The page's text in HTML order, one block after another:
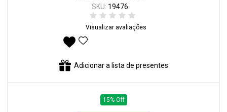
SKU: 19476
Visualizar avaliações
Adicionar a lista de presentes
15% Off